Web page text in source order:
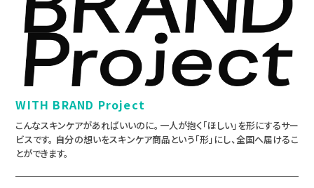
WITH BRAND Project
こんなスキンケアがあればいいのに。一人が抱く「ほしい」を形にするサー
ビスです。 自分の想いをスキンケア商品という「形」にし、全国へ届けるこ
とができます。